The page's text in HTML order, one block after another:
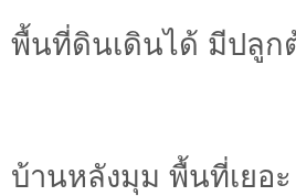
พื้นที่ดินเดินได้ มีปลูก
บ้านหลังมุม พื้นที่เยอะ